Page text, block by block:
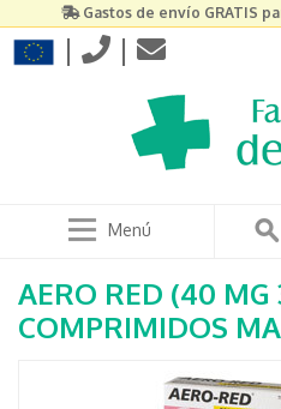
Gastos de envío GRATIS
| |
Menú
AERO RED (40 MG
COMPRIMIDOS